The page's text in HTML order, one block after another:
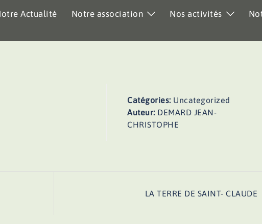
Actualité Notre association Nos activités
Catégories: Uncategorized
Auteur: DEMARD JEAN-
CHRISTOPHE
LA TERRE DE SAINT- CLAUDE